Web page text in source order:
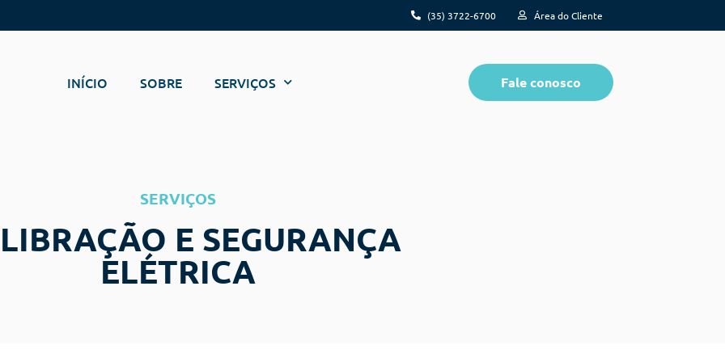
(35) 3722-6700 Área do Cliente
INÍCIO SOBRE SERVIÇOS Fale conosco
SERVIÇOS
E SEGURANÇA
ELÉTRICA